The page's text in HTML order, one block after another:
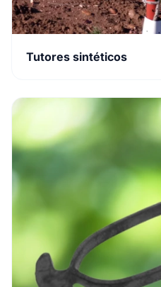
Tutores sintéticos